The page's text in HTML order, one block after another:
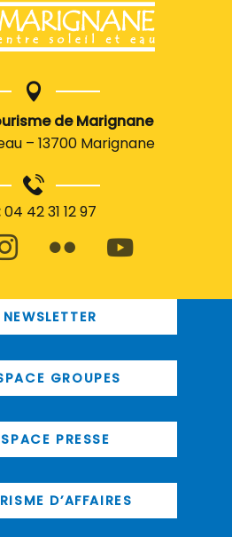
de Marignane
– 13700 Marignane
04 42 31 12 97
NEWSLETTER
GROUPES
PRESSE
D’AFFAIRES